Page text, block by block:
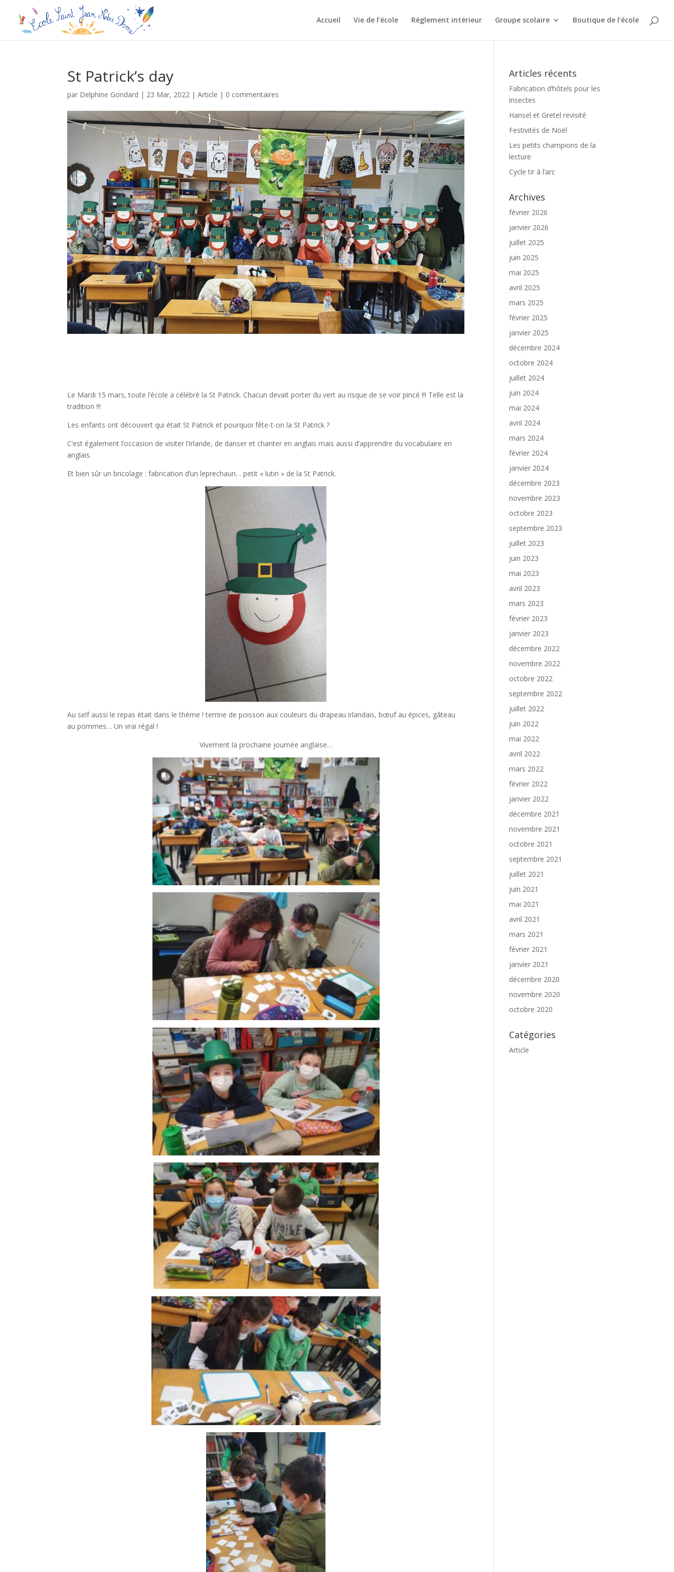
Accueil Vie de l’école Réglement intérieur Groupe scolaire Boutique de l’école
St Patrick’s day
par Delphine Gondard | 23 Mar, 2022 |Article | 0 commentaires
Le Mardi 15 mars, toute l’école a célébré la St Patrick. Chacun devait porter du vert au risque de se voir pincé !!! Telle est la
tradition !!!
Les enfants ont découvert qui était St Patrick et pourquoi fête-t-on la St Patrick ?
C’est également l’occasion de visiter l’Irlande, de danser et chanter en anglais mais aussi d’apprendre du vocabulaire en
anglais.
Et bien sûr un bricolage : fabrication d’un leprechaun… petit « lutin » de la St Patrick.
Au self aussi le repas était dans le thème ! terrine de poisson aux couleurs du drapeau irlandais, bœuf au épices, gâteau
au pommes… Un vrai régal !
Vivement la prochaine journée anglaise…
Articles récents
Fabrication d’hôtels pour les
insectes
Hansel et Gretel revisité
Festivités de Noël
Les petits champions de la
lecture
Cycle tir à l’arc
Archives
février 2026
janvier 2026
juillet 2025
juin 2025
mai 2025
avril 2025
mars 2025
février 2025
janvier 2025
décembre 2024
octobre 2024
juillet 2024
juin 2024
mai 2024
avril 2024
mars 2024
février 2024
janvier 2024
décembre 2023
novembre 2023
octobre 2023
septembre 2023
juillet 2023
juin 2023
mai 2023
avril 2023
mars 2023
février 2023
janvier 2023
décembre 2022
novembre 2022
octobre 2022
septembre 2022
juillet 2022
juin 2022
mai 2022
avril 2022
mars 2022
février 2022
janvier 2022
décembre 2021
novembre 2021
octobre 2021
septembre 2021
juillet 2021
juin 2021
mai 2021
avril 2021
mars 2021
février 2021
janvier 2021
décembre 2020
novembre 2020
octobre 2020
Catégories
Article